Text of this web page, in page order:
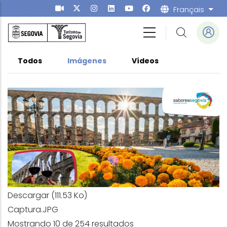
Aller au contenu principal Français
Onglets principaux
Todos Imágenes(onglet actif)
Vídeos
Descargar (111.53 Ko)
Captura.JPG
Mostrando 10 de 254 resultados